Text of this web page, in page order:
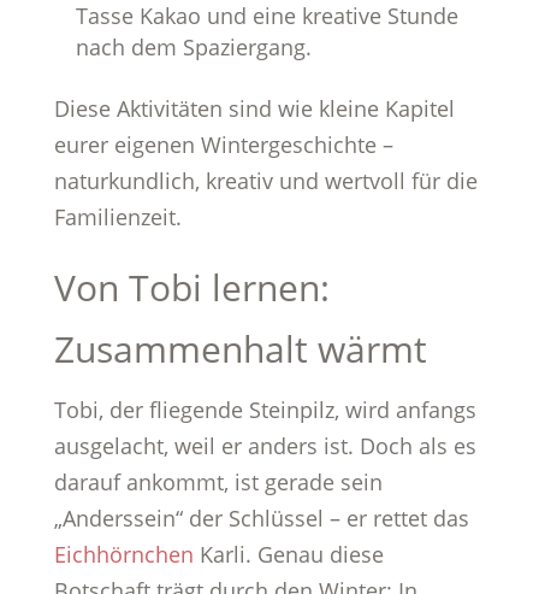
Tasse Kakao und eine kreative Stunde
nach dem Spaziergang.
Diese Aktivitäten sind wie kleine Kapitel
eurer eigenen Wintergeschichte –
naturkundlich, kreativ und wertvoll für die
Familienzeit.
Von Tobi lernen:
Zusammenhalt wärmt
Tobi, der fliegende Steinpilz, wird anfangs
ausgelacht, weil er anders ist. Doch als es
darauf ankommt, ist gerade sein
„Anderssein“ der Schlüssel – er rettet das
Eichhörnchen Karli. Genau diese